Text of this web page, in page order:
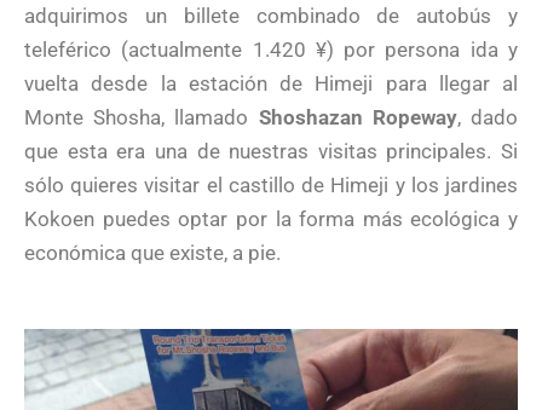
adquirimos un billete combinado de autobús y
teleférico (actualmente 1.420 ¥) por persona ida y
vuelta desde la estación de Himeji para llegar al
Monte Shosha, llamado Shoshazan Ropeway, dado
que esta era una de nuestras visitas principales. Si
sólo quieres visitar el castillo de Himeji y los jardines
Kokoen puedes optar por la forma más ecológica y
económica que existe, a pie.